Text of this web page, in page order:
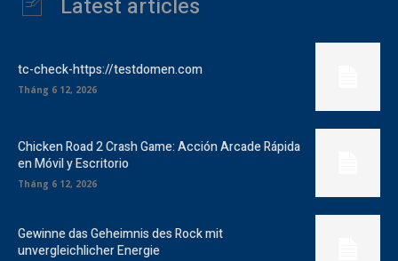
Latest articles
tc-check-https://testdomen.com
Tháng 6 12, 2026
Chicken Road 2 Crash Game: Acción Arcade Rápida
en Móvil y Escritorio
Tháng 6 12, 2026
Gewinne das Geheimnis des Rock mit
unvergleichlicher Energie